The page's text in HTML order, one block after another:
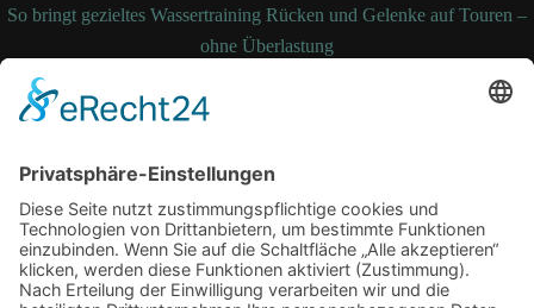
So bringt gezieltes Wassertraining Rücken und Gelenke auf Touren –
ohne Überlastung
So bleibt Ihre Bettdecke auch nach Jahren noch formstabil und
temperaturausgleichend
und durchsetzen
Schlagwörter
Alltag Arbeitsplatz Digital Erkältung Fitness